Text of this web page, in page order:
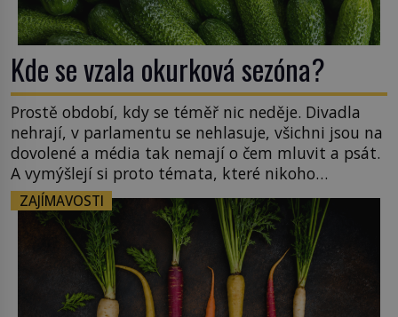
Kde se vzala okurková sezóna?
Prostě období, kdy se téměř nic neděje. Divadla
nehrají, v parlamentu se nehlasuje, všichni jsou na
dovolené a média tak nemají o čem mluvit a psát.
A vymýšlejí si proto témata, které nikoho
nezajímají. Proč je však ona letní doba spojovaná
zrovna s okurkami? Okurkovou sezónu známe už
od poloviny 19. století, ovšem jako Češi […]
ZAJÍMAVOSTI